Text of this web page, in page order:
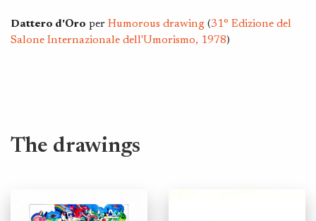
Dattero d'Oro per Humorous drawing (31° Edizione del
Salone Internazionale dell'Umorismo, 1978)
The drawings